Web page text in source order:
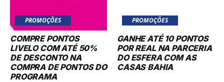
PROMOÇÕES
COMPRE PONTOS
LIVELO COM ATÉ 50%
DE DESCONTO NA
COMPRA DE PONTOS DO
PROGRAMA
PROMOÇÕES
GANHE ATÉ 10 PONTOS
POR REAL NA PARCERIA
DO ESFERA COM AS
CASAS BAHIA